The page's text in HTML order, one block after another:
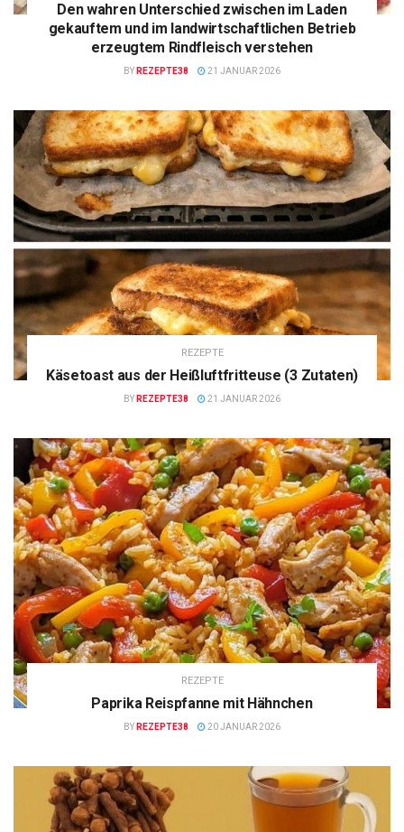
Den wahren Unterschied zwischen im Laden
gekauftem und im landwirtschaftlichen Betrieb
erzeugtem Rindfleisch verstehen
BY REZEPTE38 21 JANUAR 2026
REZEPTE
Käsetoast aus der Heißluftfritteuse (3 Zutaten)
BY REZEPTE38 21 JANUAR 2026
REZEPTE
Paprika Reispfanne mit Hähnchen
BY REZEPTE38 20 JANUAR 2026